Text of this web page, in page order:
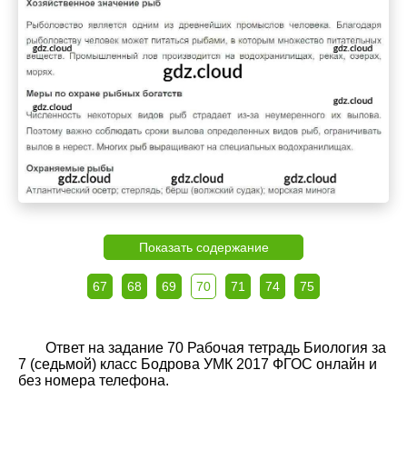
Показать содержание
67 68 69 70 71 74 75
Ответ на задание 70 Рабочая тетрадь Биология за
7 (седьмой) класс Бодрова УМК 2017 ФГОС онлайн и
без номера телефона.